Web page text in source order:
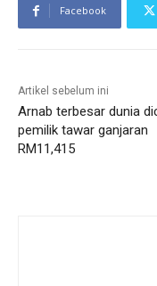
Facebook
Artikel sebelum ini
Arnab terbesar dunia
pemilik tawar ganjaran
RM11,415